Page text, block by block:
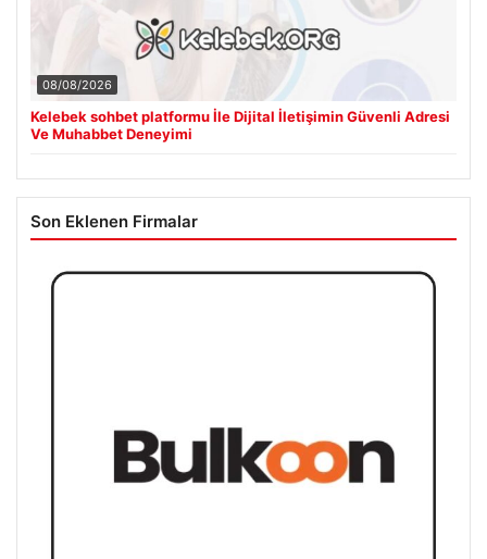
08/08/2026
Kelebek sohbet platformu İle Dijital İletişimin Güvenli Adresi
Ve Muhabbet Deneyimi
Son Eklenen Firmalar